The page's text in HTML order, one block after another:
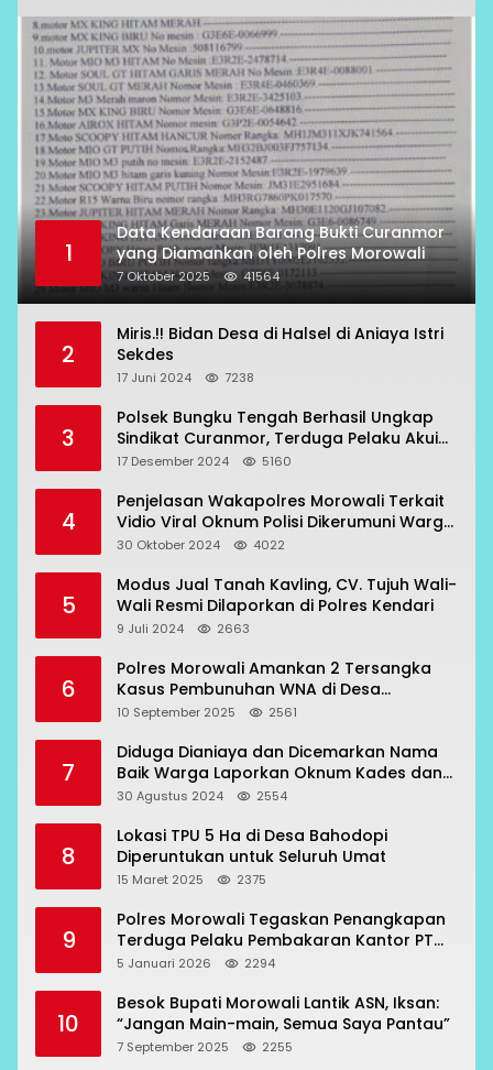
1
Data Kendaraan Barang Bukti Curanmor
yang Diamankan oleh Polres Morowali
7 Oktober 2025 41564
2
Miris.!! Bidan Desa di Halsel di Aniaya Istri
Sekdes
17 Juni 2024 7238
3
Polsek Bungku Tengah Berhasil Ungkap
Sindikat Curanmor, Terduga Pelaku Akui
Beraksi di 7 Lokasi
17 Desember 2024 5160
4
Penjelasan Wakapolres Morowali Terkait
Vidio Viral Oknum Polisi Dikerumuni Warga
Bahodopi
30 Oktober 2024 4022
5
Modus Jual Tanah Kavling, CV. Tujuh Wali-
Wali Resmi Dilaporkan di Polres Kendari
9 Juli 2024 2663
6
Polres Morowali Amankan 2 Tersangka
Kasus Pembunuhan WNA di Desa
Topogaro
10 September 2025 2561
7
Diduga Dianiaya dan Dicemarkan Nama
Baik Warga Laporkan Oknum Kades dan
Oknum Polisi
30 Agustus 2024 2554
8
Lokasi TPU 5 Ha di Desa Bahodopi
Diperuntukan untuk Seluruh Umat
15 Maret 2025 2375
9
Polres Morowali Tegaskan Penangkapan
Terduga Pelaku Pembakaran Kantor PT
RCP Sesuai Prosedur
5 Januari 2026 2294
10
Besok Bupati Morowali Lantik ASN, Iksan:
“Jangan Main-main, Semua Saya Pantau”
7 September 2025 2255